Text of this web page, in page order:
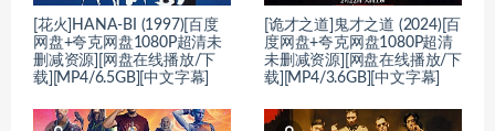
[花火]HANA-BI (1997)[百度
网盘+夸克网盘1080P超清未
删减资源][网盘在线播放/下
载][MP4/6.5GB][中文字幕]
[诡才之道]鬼才之道 (2024)[百
度网盘+夸克网盘1080P超清
未删减资源][网盘在线播放/下
载][MP4/3.6GB][中文字幕]